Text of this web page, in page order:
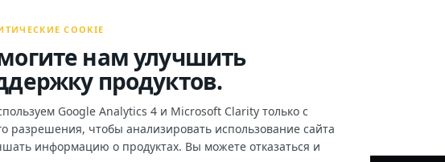
МАТЕРИАЛЫ ПО ПРОДУКЦИИ И СОТРУДНИЧЕСТВО С
COOKIE
нам улучшить
продуктов.
Google Analytics 4 и Microsoft Clarity только с
разрешения, чтобы анализировать использование сайта
информацию о продуктах. Вы можете отказаться и